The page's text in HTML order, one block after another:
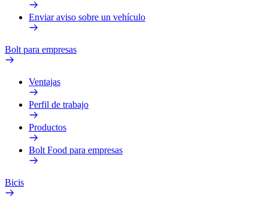
Enviar aviso sobre un vehículo
Bolt para empresas
Ventajas
Perfil de trabajo
Productos
Bolt Food para empresas
Bicis